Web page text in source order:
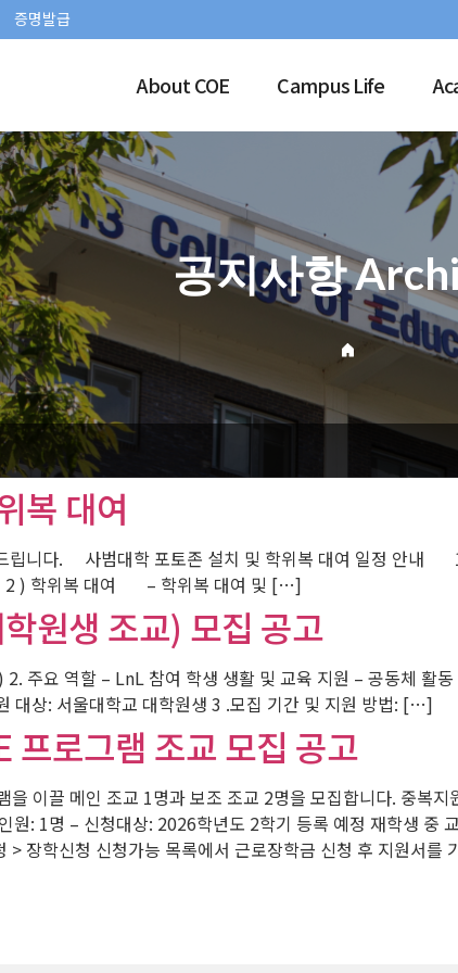
증명발급
About COE Campus Life
공지사항
복 대여
립니다. 사범대학 포토존 설치 및 학위복 대여 일정 안
) 학위복 대여 – 학위복 대여 및 […]
원생 조교) 모집 공고
주요 역할 – LnL 참여 학생 생활 및 교육 지원 – 공동체 활
대상: 서울대학교 대학원생 3 .모집 기간 및 지원 방법: […]
로그램 조교 모집 공고
이끌 메인 조교 1명과 보조 조교 2명을 모집합니다. 중복
원: 1명 – 신청대상: 2026학년도 2학기 등록 예정 재학생
> 장학신청 신청가능 목록에서 근로장학금 신청 후 지원